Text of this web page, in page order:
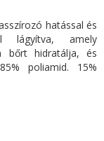
hatással és
lágyítva, amely
bőrt hidratálja, és
poliamid. 15%